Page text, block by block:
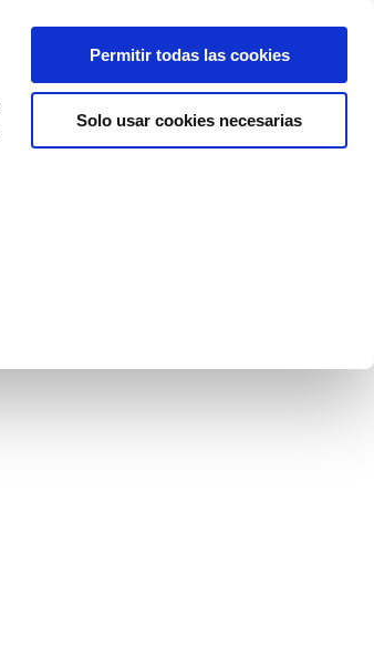
Permitir todas las cookies
Solo usar cookies necesarias